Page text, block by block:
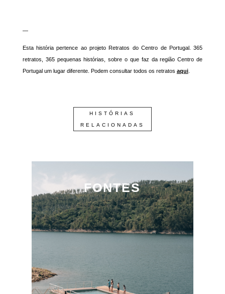
—
Esta história pertence ao projeto Retratos do Centro de Portugal. 365
retratos, 365 pequenas histórias, sobre o que faz da região Centro de
Portugal um lugar diferente. Podem consultar todos os retratos aqui.
HISTÓRIAS
RELACIONADAS
FONTES